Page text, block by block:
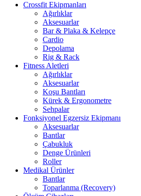
Crossfit Ekipmanları
Ağırlıklar
Aksesuarlar
Bar & Plaka & Kelepçe
Cardio
Depolama
Rig & Rack
Fitness Aletleri
Ağırlıklar
Aksesuarlar
Koşu Bantları
Kürek & Ergonometre
Sehpalar
Fonksiyonel Egzersiz Ekipmanı
Aksesuarlar
Bantlar
Çabukluk
Denge Ürünleri
Roller
Medikal Ürünler
Bantlar
Toparlanma (Recovery)